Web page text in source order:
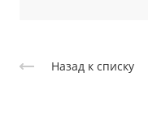
Назад к списку